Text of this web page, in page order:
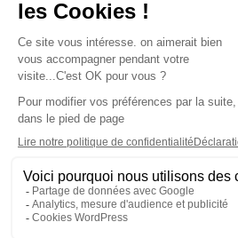
olympique-et-lyonnais.com
L'application Iphone /
Téléchargez
Les cookies
Gestion des cookies
Crédit photos : ©Sud Radio /